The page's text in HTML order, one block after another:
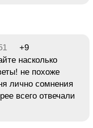
+9
насколько
не похоже
лично сомнения
всего отвечали